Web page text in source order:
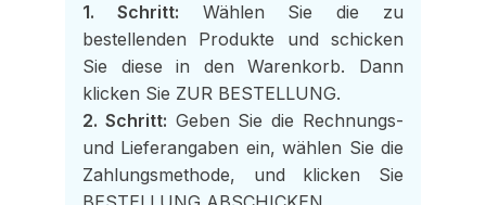
1. Schritt: Wählen Sie die zu
bestellenden Produkte und schicken
Sie diese in den Warenkorb. Dann
klicken Sie ZUR BESTELLUNG.
2. Schritt: Geben Sie die Rechnungs-
und Lieferangaben ein, wählen Sie die
Zahlungsmethode, und klicken Sie